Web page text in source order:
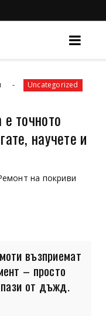
3 часа
точното
научете и
на покриви
възприемат
– просто
от дъжд.